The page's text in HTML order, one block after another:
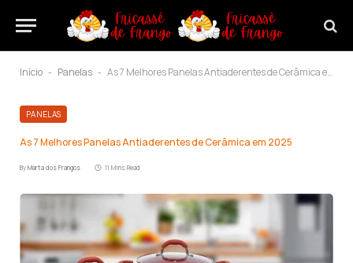
Início - Panelas - As 7 Melhores Panelas Antiaderentes de Cerâmica em 2025
PANELAS
As 7 Melhores Panelas Antiaderentes de Cerâmica em 2025
ByMarta dos Frangos 11 Mins Read